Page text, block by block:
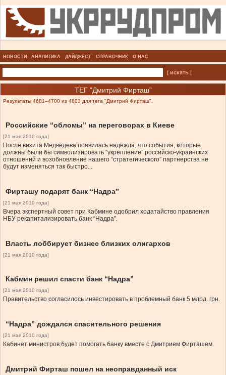
НОВОСТИ АНАЛИТИКА ДАЙДЖЕСТ СПРАВОЧНИК О НАС
| искать |
ТЕГ "Дмитрий Фирташ"
Результаты 4681–4700 из 4803 для тега "Дмитрий Фирташ".
Российские “обломы” на переговорах в Киеве
[21 мая 2010 года]
После визита Медведева появилась надежда, что события, которые
должны были бы символизировать “укрепление” российско-украинских
отношений и возобновление нашего “стратегического” партнерства не
будут изменяться так быстро...
Фирташу подарят банк “Надра”
[21 мая 2010 года]
Вчера экспертный совет при Кабмине одобрил ходатайство правления
НБУ рекапитализировать банк “Надра”.
Власть лоббирует бизнес близких олигархов
[21 мая 2010 года]
Кабмин решил спасти банк “Надра”
[21 мая 2010 года]
Правительство согласилось инвестировать в проблемный банк 5 млрд. грн.
“Надра” дождался спасительного решения
[21 мая 2010 года]
Кабинет министров будет помогать банку вместе с Дмитрием Фирташем.
Дмитрий Фирташ пошел на неоправданный иск